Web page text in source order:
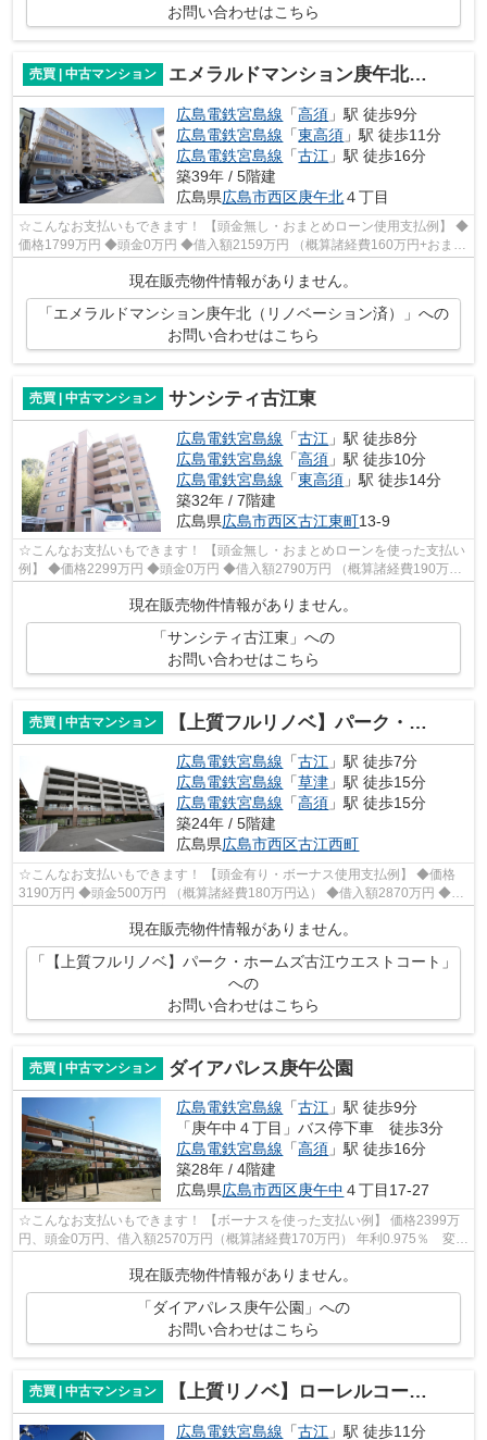
お問い合わせはこちら
売買 | 中古マンション エメラルドマンション庚午北（リノベーション済）
広島電鉄宮島線 「高須 」駅 徒歩9分
広島電鉄宮島線 「東高須 」駅 徒歩11分
広島電鉄宮島線 「古江 」駅 徒歩16分
築39年 / 5階建
広島県広島市西区庚午北４丁目
☆こんなお支払いもできます！ 【頭金無し・おまとめローン使用支払例】 ◆
価格1799万円 ◆頭金0万円 ◆借入額2159万円 （概算諸経費160万円+おまと
現在販売物件情報がありません。
「エメラルドマンション庚午北（リノベーション済）」への
お問い合わせはこちら
売買 | 中古マンション サンシティ古江東
広島電鉄宮島線 「古江 」駅 徒歩8分
広島電鉄宮島線 「高須 」駅 徒歩10分
広島電鉄宮島線 「東高須 」駅 徒歩14分
築32年 / 7階建
広島県広島市西区古江東町13-9
☆こんなお支払いもできます！ 【頭金無し・おまとめローンを使った支払い
例】 ◆価格2299万円 ◆頭金0万円 ◆借入額2790万円 （概算諸経費190万円
現在販売物件情報がありません。
「サンシティ古江東」への
お問い合わせはこちら
売買 | 中古マンション 【上質フルリノベ】パーク・ホームズ古江ウエストコート
広島電鉄宮島線 「古江 」駅 徒歩7分
広島電鉄宮島線 「草津 」駅 徒歩15分
広島電鉄宮島線 「高須 」駅 徒歩15分
築24年 / 5階建
広島県広島市西区古江西町
☆こんなお支払いもできます！ 【頭金有り・ボーナス使用支払例】 ◆価格
3190万円 ◆頭金500万円 （概算諸経費180万円込） ◆借入額2870万円 ◆年
現在販売物件情報がありません。
「【上質フルリノベ】パーク・ホームズ古江ウエストコート」
への
お問い合わせはこちら
売買 | 中古マンション ダイアパレス庚午公園
広島電鉄宮島線 「古江 」駅 徒歩9分
「庚午中４丁目」バス停下車 徒歩3分
広島電鉄宮島線 「高須 」駅 徒歩16分
築28年 / 4階建
広島県広島市西区庚午中 ４丁目17-27
☆こんなお支払いもできます！ 【ボーナスを使った支払い例】 価格2399万
円、頭金0万円、借入額2570万円（概算諸経費170万円） 年利0.975％ 変動
金利 返済期間35年 毎月（年12回）...
現在販売物件情報がありません。
「ダイアパレス庚午公園」への
お問い合わせはこちら
売買 | 中古マンション 【上質リノベ】ローレルコートアネスト古江上
広島電鉄宮島線 「古江 」駅 徒歩11分